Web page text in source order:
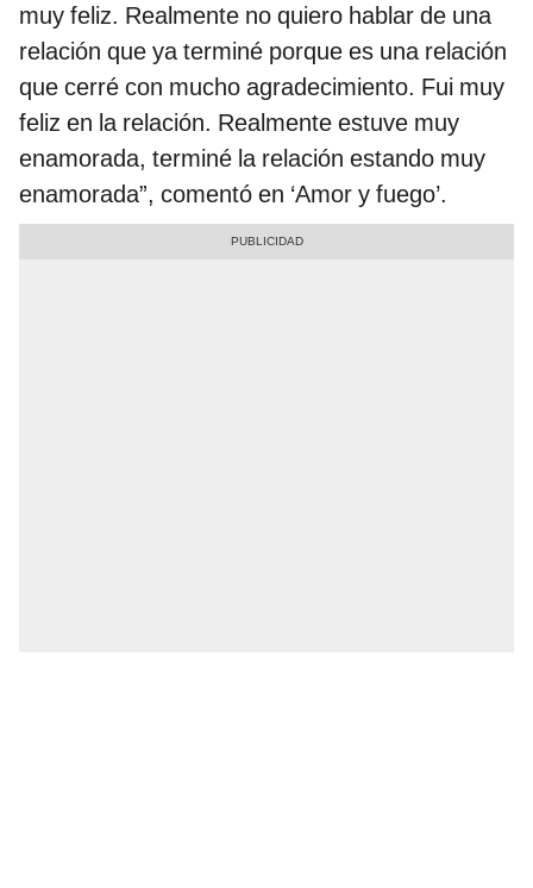
muy feliz. Realmente no quiero hablar de una
relación que ya terminé porque es una relación
que cerré con mucho agradecimiento. Fui muy
feliz en la relación. Realmente estuve muy
enamorada, terminé la relación estando muy
enamorada”, comentó en ‘Amor y fuego’.